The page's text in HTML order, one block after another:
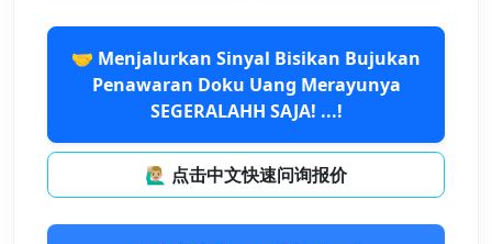
🤝 Menjalurkan Sinyal Bisikan Bujukan
Penawaran Doku Uang Merayunya
SEGERALAHH SAJA! ...!
🙋🏼‍♂️ 点击中文快速问询报价